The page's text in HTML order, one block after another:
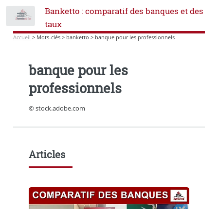
Banketto : comparatif des banques et des
taux
Accueil > Mots-clés> banketto > banque pour les professionnels
banque pour les
professionnels
© stock.adobe.com
Articles